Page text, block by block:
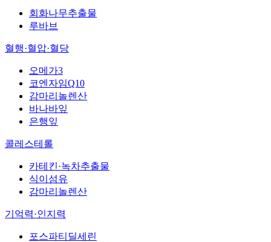
회화나무추출물
루바브
혈행·혈압·혈당
오메가3
코엔자임Q10
감마리놀렌산
바나바잎
은행잎
콜레스테롤
카테킨·녹차추출물
식이섬유
감마리놀렌산
기억력·인지력
포스파티딜세린